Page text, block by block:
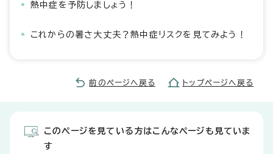
熱中症を予防しましょう！
これからの暑さ大丈夫？熱中症リスクを見てみよう！
前のページへ戻る トップページへ戻る
このページを見ている方はこんなページも見ていま
す